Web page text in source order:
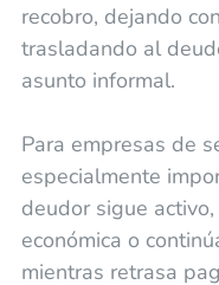
recobro, dejando
trasladando al
asunto informal.
Para empresas de
especialmente
deudor sigue
económica o
mientras retrasa